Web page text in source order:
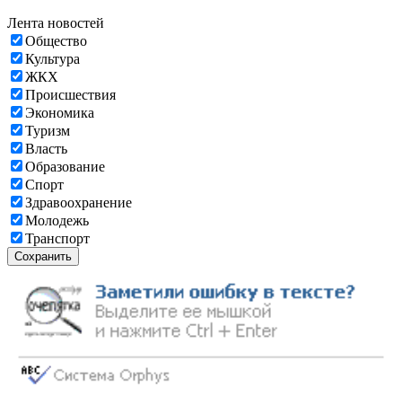
Лента новостей
Общество
Культура
ЖКХ
Происшествия
Экономика
Туризм
Власть
Образование
Спорт
Здравоохранение
Молодежь
Транспорт
Сохранить